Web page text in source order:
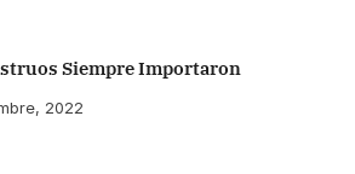
Siempre Importaron
2022